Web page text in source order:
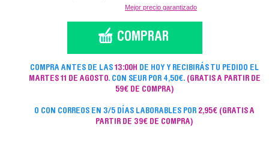
Mejor precio garantizado
COMPRA ANTES DE LAS13:00H DE HOY Y RECIBIRÁS TU PEDIDO EL
MARTES 11 DE AGOSTO. CON SEUR POR 4,50€. (GRATIS A PARTIR DE
59€ DE COMPRA)
O CON CORREOS EN 3/5 DÍAS LABORABLES POR 2,95€ (GRATIS A
PARTIR DE 39€ DE COMPRA)